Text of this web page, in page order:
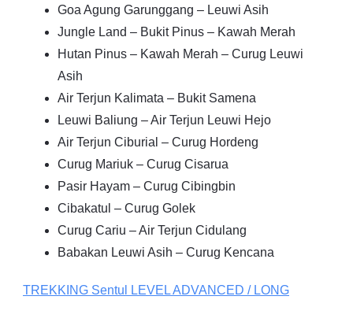
Goa Agung Garunggang – Leuwi Asih
Jungle Land – Bukit Pinus – Kawah Merah
Hutan Pinus – Kawah Merah – Curug Leuwi
Asih
Air Terjun Kalimata – Bukit Samena
Leuwi Baliung – Air Terjun Leuwi Hejo
Air Terjun Ciburial – Curug Hordeng
Curug Mariuk – Curug Cisarua
Pasir Hayam – Curug Cibingbin
Cibakatul – Curug Golek
Curug Cariu – Air Terjun Cidulang
Babakan Leuwi Asih – Curug Kencana
TREKKING Sentul LEVEL ADVANCED / LONG